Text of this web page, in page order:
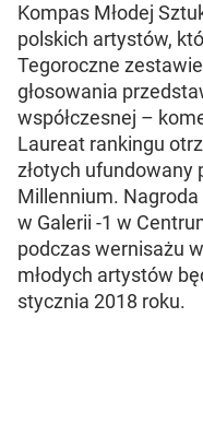
Kompas Młodej
polskich artystów,
Tegoroczne
głosowania
współczesnej –
Laureat rankingu
złotych ufundowany
Millennium.
w Galerii -1 w
podczas wernisażu
młodych artystów
stycznia 2018 roku.